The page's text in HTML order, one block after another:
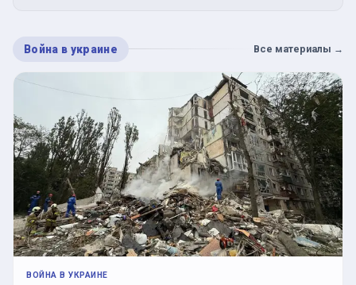
Война в украине Все материалы →
ВОЙНА В УКРАИНЕ